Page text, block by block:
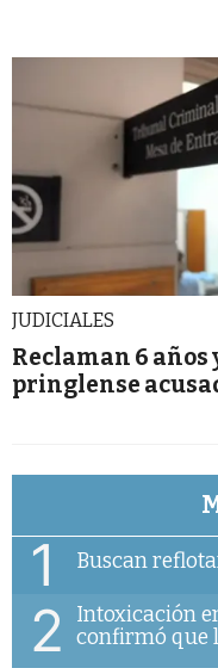
JUDICIALES
Reclaman 6 años
pringlense
1 Buscan
2
Intoxicación
confirmó que